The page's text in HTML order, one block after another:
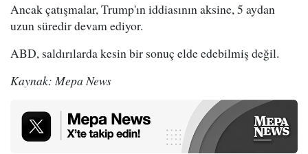
Ancak çatışmalar, Trump'ın iddiasının aksine, 5 aydan
uzun süredir devam ediyor.
ABD, saldırılarda kesin bir sonuç elde edebilmiş değil.
Kaynak: Mepa News